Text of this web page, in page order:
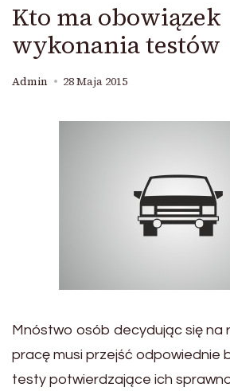
Kto ma obowiązek
wykonania testów
Admin 28 Maja 2015
Mnóstwo osób decydując się na
pracę musi przejść odpowiednie
testy potwierdzające ich